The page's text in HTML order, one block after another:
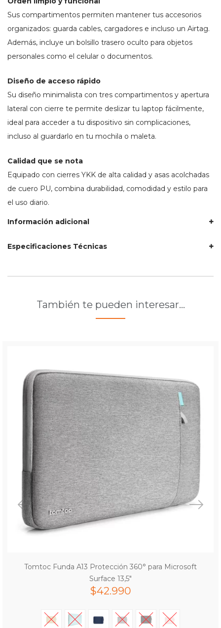
Sus compartimentos permiten mantener tus accesorios
organizados: guarda cables, cargadores e incluso un Airtag.
Además, incluye un bolsillo trasero oculto para objetos
personales como el celular o documentos.
Diseño de acceso rápido
Su diseño minimalista con tres compartimentos y apertura
lateral con cierre te permite deslizar tu laptop fácilmente,
ideal para acceder a tu dispositivo sin complicaciones,
incluso al guardarlo en tu mochila o maleta.
Calidad que se nota
Equipado con cierres YKK de alta calidad y asas acolchadas
de cuero PU, combina durabilidad, comodidad y estilo para
el uso diario.
Información adicional
Especificaciones Técnicas
También te pueden interesar…
Tomtoc Funda A13 Protección 360° para Microsoft
Surface 13,5″
$42.990